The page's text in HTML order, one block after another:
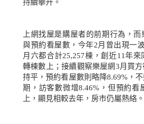
持續攀升。
上網找屋是購屋者的前期行為，
與預約看屋數，今年2月曾出現一
月六都合計25,257棟，創近11年來
轉棟數上；接續觀察樂屋網3月買
持平，預約看屋數則略降8.69% ，
期，訪客數微增8.46% ，但預約看
上，顯見相較去年，房市仍屬熱絡。